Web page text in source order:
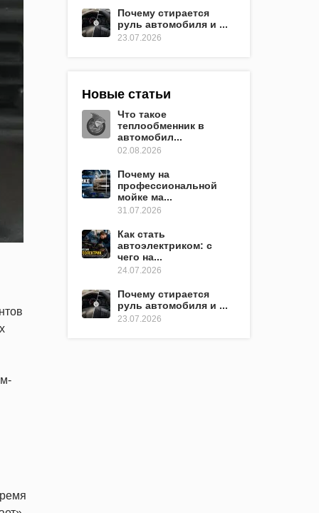
Почему стирается
руль автомобиля и ...
23.07.2026
Новые статьи
Что такое
теплообменник в
автомобил...
02.08.2026
Почему на
профессиональной
мойке ма...
31.07.2026
Как стать
автоэлектриком: с
чего на...
24.07.2026
Почему стирается
руль автомобиля и ...
23.07.2026